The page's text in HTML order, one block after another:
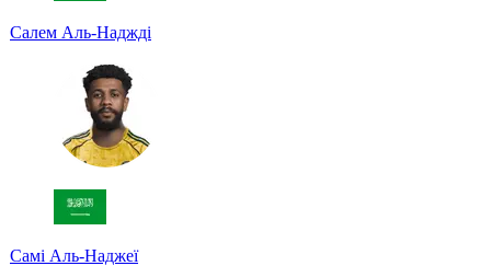
Салем Аль-Наджді
Самі Аль-Наджеї